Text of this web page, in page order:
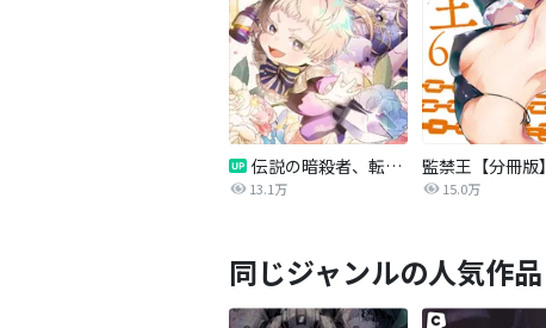
伝説の暗殺者、転生したら王家の愛され末娘になってしまいまして。【タテヨミ】
13.1万
監禁王【分冊版】
15.0万
同じジャンルの人気作品